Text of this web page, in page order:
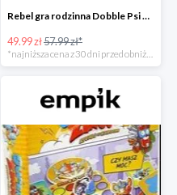
Rebel gra rodzinna Dobble Psi Patrol w Empiku Premium
49.99 zł57.99 zł*